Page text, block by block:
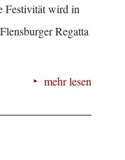
Festivität wird in
Regatta
mehr lesen